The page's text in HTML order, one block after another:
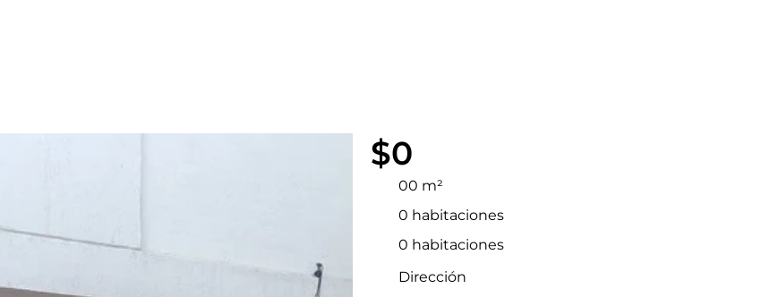
$0
0 habitaciones
0 habitaciones
00 m²
Dirección